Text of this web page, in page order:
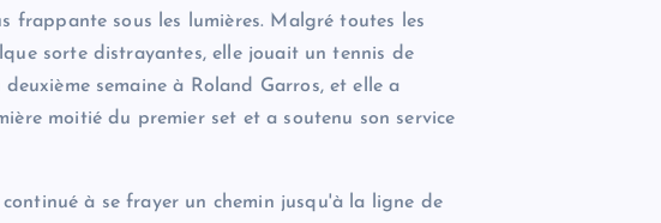
frappante sous les lumières. Malgré toutes les
sorte distrayantes, elle jouait un tennis de
semaine à Roland Garros, et elle a
moitié du premier set et a soutenu son service
à se frayer un chemin jusqu'à la ligne de